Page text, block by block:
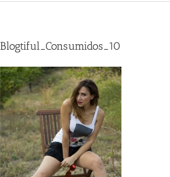
Blogtiful_Consumidos_10